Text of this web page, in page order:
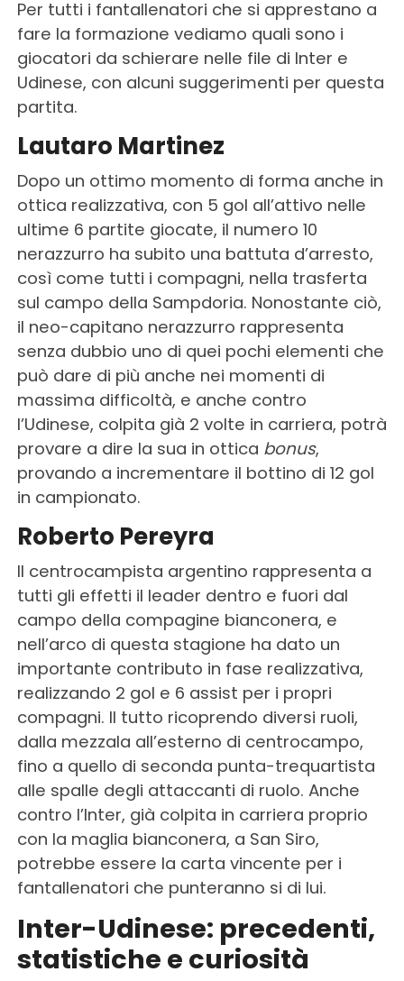
Per tutti i fantallenatori che si apprestano a
fare la formazione vediamo quali sono i
giocatori da schierare nelle file di Inter e
Udinese, con alcuni suggerimenti per questa
partita.
Lautaro Martinez
Dopo un ottimo momento di forma anche in
ottica realizzativa, con 5 gol all’attivo nelle
ultime 6 partite giocate, il numero 10
nerazzurro ha subito una battuta d’arresto,
così come tutti i compagni, nella trasferta
sul campo della Sampdoria. Nonostante ciò,
il neo-capitano nerazzurro rappresenta
senza dubbio uno di quei pochi elementi che
può dare di più anche nei momenti di
massima difficoltà, e anche contro
l’Udinese, colpita già 2 volte in carriera, potrà
provare a dire la sua in ottica bonus,
provando a incrementare il bottino di 12 gol
in campionato.
Roberto Pereyra
Il centrocampista argentino rappresenta a
tutti gli effetti il leader dentro e fuori dal
campo della compagine bianconera, e
nell’arco di questa stagione ha dato un
importante contributo in fase realizzativa,
realizzando 2 gol e 6 assist per i propri
compagni. Il tutto ricoprendo diversi ruoli,
dalla mezzala all’esterno di centrocampo,
fino a quello di seconda punta-trequartista
alle spalle degli attaccanti di ruolo. Anche
contro l’Inter, già colpita in carriera proprio
con la maglia bianconera, a San Siro,
potrebbe essere la carta vincente per i
fantallenatori che punteranno si di lui.
Inter-Udinese: precedenti,
statistiche e curiosità